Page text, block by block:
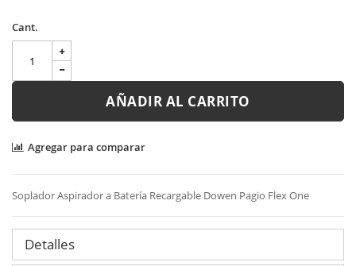
Cant.
AÑADIR AL CARRITO
Agregar para comparar
Soplador Aspirador a Batería Recargable Dowen Pagio Flex One
Detalles